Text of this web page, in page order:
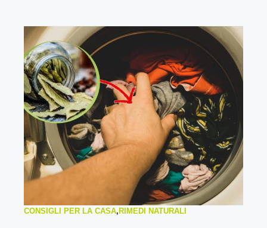
CONSIGLI PER LA CASA, RIMEDI NATURALI